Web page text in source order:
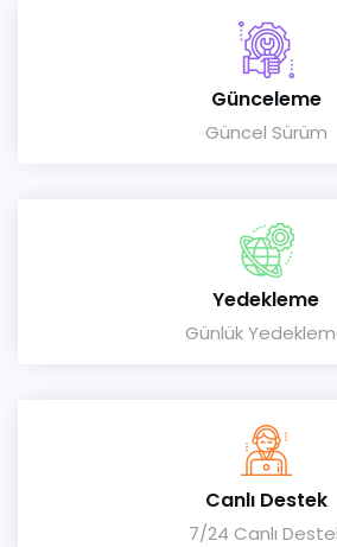
Günceleme
Güncel Sürüm
Yedekleme
Günlük
Canlı Destek
7/24 Canlı